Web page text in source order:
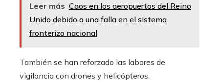
Leer más Caos en los aeropuertos del Reino
Unido debido a una falla en el sistema
fronterizo nacional
También se han reforzado las labores de
vigilancia con drones y helicópteros.